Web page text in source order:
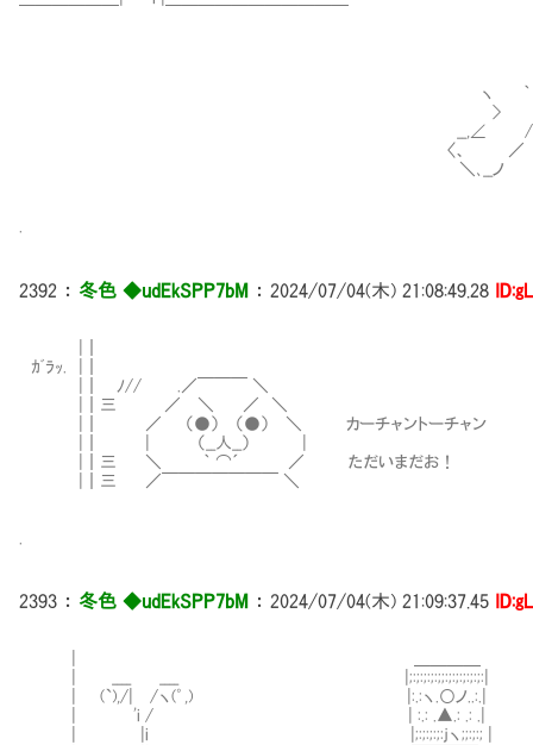
ヽ ｀ /
> /ご
__,∠ / ｷｭﾑ
〈、 ／
＼､__ノ
2392 ： 冬色 ◆udEkSPP7bM ： 2024/07/04(木) 21:08:49.28
ｶﾞﾗｯ. |┃
|┃ ﾉ// .／￣￣￣ ＼
|┃三 ／ ＼ ／ ＼
|┃ ／ （●） （●） ＼ カーチャントーチャン
|┃ | （__人__） |
|┃三 ＼ ｀ ⌒´ ／ ただいまだお！
|┃三 ／￣￣￣￣￣￣￣ ＼
2393 ： 冬色 ◆udEkSPP7bM ： 2024/07/04(木) 21:09:37.45
| ____ ____ |;:;:;:;:;;:;:;:;:;:;:|
| (`),/| /ヽ(゜,) |:.:ヽ.○ノ..:.|
| 'i / | :.: .▲.: .: .|
| |i |;:;:;:;:ｊヽ;;:;:; |